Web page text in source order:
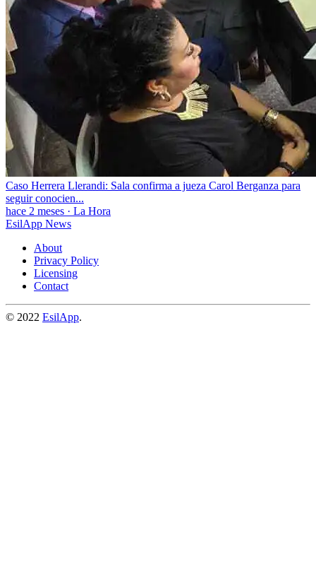
Caso Herrera Llerandi: Sala confirma a jueza Carol Berganza para
seguir conocien...
hace 2 meses · La Hora
EsilApp News
About
Privacy Policy
Licensing
Contact
© 2022 EsilApp.